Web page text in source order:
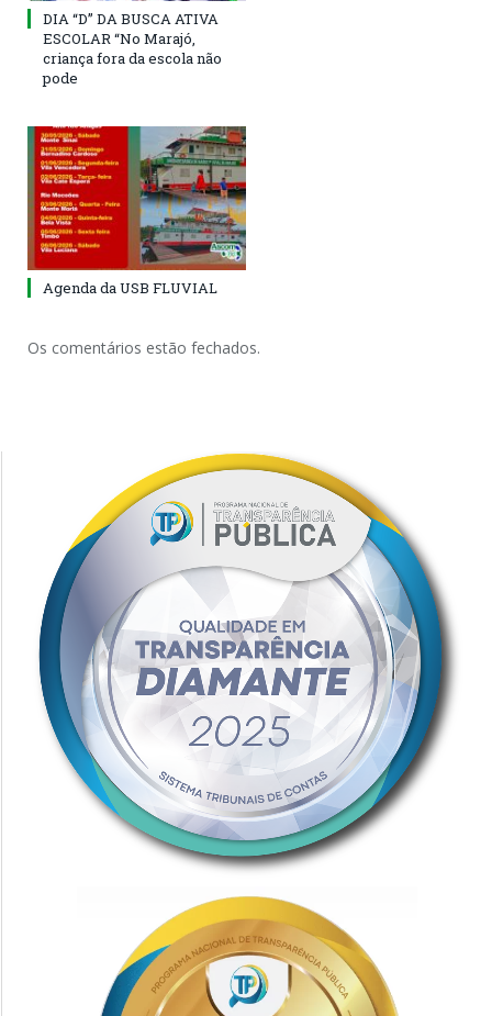
DIA “D” DA BUSCA ATIVA
ESCOLAR “No Marajó,
criança fora da escola não
pode
Agenda da USB FLUVIAL
Os comentários estão fechados.